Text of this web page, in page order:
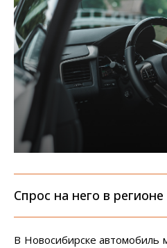
Спрос на него в
В Новосибирске автомобиль